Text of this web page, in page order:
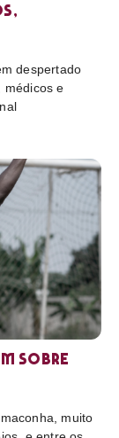
despertado
médicos e
sobre
muito